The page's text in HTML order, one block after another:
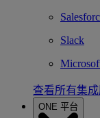
Slack
查看所有集
ONE 平台